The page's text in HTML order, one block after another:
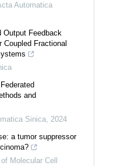
Automatica
Output Feedback
Coupled Fractional
and
Sinica, 2024
a tumor suppressor
Molecular Cell